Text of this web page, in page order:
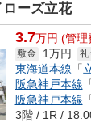
ローズ立花
3.7万円 (管理
敷金 1万円
東海道本線 「
阪急神戸本線
阪急神戸本線
3階 / 1R /